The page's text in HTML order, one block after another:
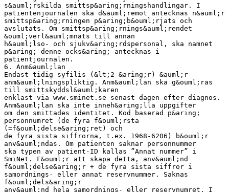
s&auml;rskilda smittsp&aring;rningshandlingar. I
patientenjournalen ska d&auml;remot antecknas n&auml;r
smittsp&aring;rningen p&aring;b&ouml;rjats och
avslutats. Om smittsp&aring;rnings&auml;rendet
&ouml;verl&auml;mnats till annan
h&auml;lso- och sjukv&aring;rdspersonal, ska namnet
p&aring; denne ocks&aring; antecknas i
patientjournalen.
6. Anm&auml;lan
Endast tidig syfilis (&lt;2 &aring;r) &auml;r
anm&auml;lningspliktig. Anm&auml;lan ska g&ouml;ras
till smittskyddsl&auml;karen
enklast via www.sminet.se senast dagen efter diagnos.
Anm&auml;lan ska inte inneh&aring;lla uppgifter
om den smittades identitet. Kod baserad p&aring;
personnumret (de fyra f&ouml;rsta
(=f&ouml;delse&aring;ret) och
de fyra sista siffrorna, t.ex. 1968-6206) b&ouml;r
anv&auml;ndas. Om patienten saknar personnummer
ska typen av patient-ID kallas ”Annat nummer” i
SmiNet. F&ouml;r att skapa detta, anv&auml;nd
f&ouml;delse&aring;r + de fyra sista siffror i
samordnings- eller annat reservnummer. Saknas
f&ouml;dels&aring;r
anv&auml;nd hela samordnings- eller reservnumret. I